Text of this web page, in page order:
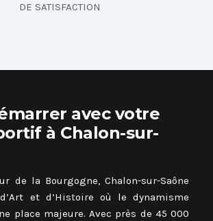
DE SATISFACTION
avec votre
à Chalon-sur-
de la Bourgogne, Chalon-sur-Saône
et d’Histoire où le dynamisme
place majeure. Avec près de 45 000